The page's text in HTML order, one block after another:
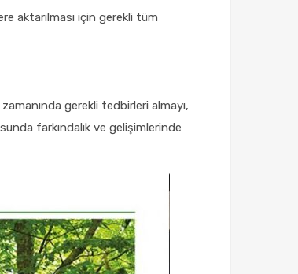
aktarılması için gerekli tüm
gerekli tedbirleri almayı,
farkındalık ve gelişimlerinde